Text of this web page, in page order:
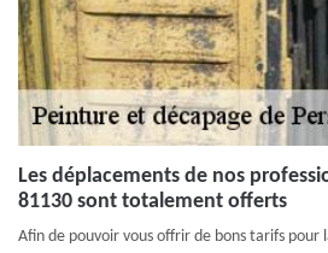
Les déplacements de nos
81130 sont totalement offerts
Afin de pouvoir vous offrir de bons tarifs